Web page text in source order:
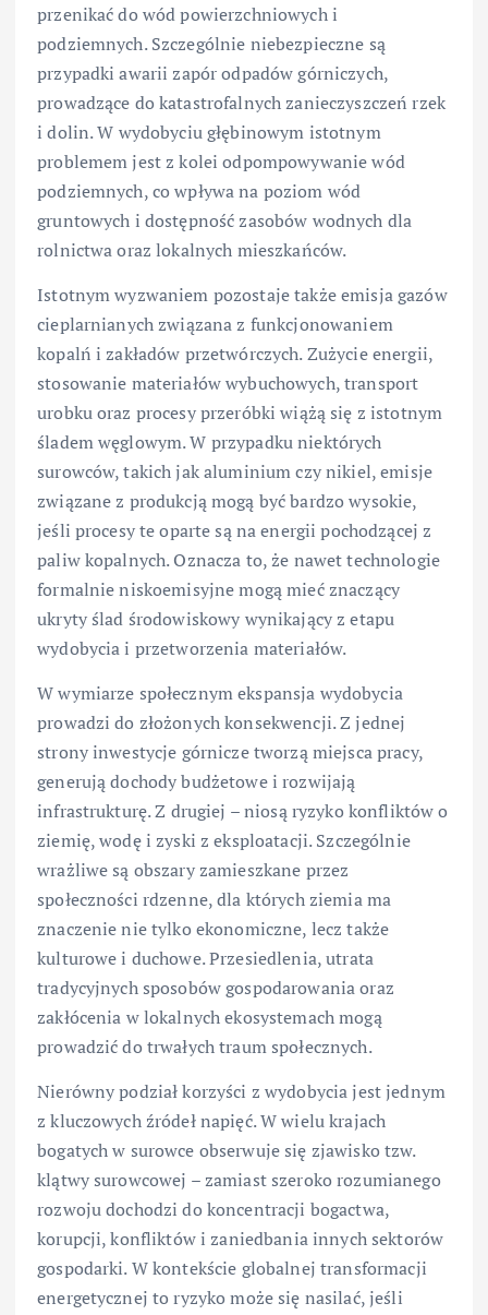
przenikać do wód powierzchniowych i
podziemnych. Szczególnie niebezpieczne są
przypadki awarii zapór odpadów górniczych,
prowadzące do katastrofalnych zanieczyszczeń rzek
i dolin. W wydobyciu głębinowym istotnym
problemem jest z kolei odpompowywanie wód
podziemnych, co wpływa na poziom wód
gruntowych i dostępność zasobów wodnych dla
rolnictwa oraz lokalnych mieszkańców.
Istotnym wyzwaniem pozostaje także emisja gazów
cieplarnianych związana z funkcjonowaniem
kopalń i zakładów przetwórczych. Zużycie energii,
stosowanie materiałów wybuchowych, transport
urobku oraz procesy przeróbki wiążą się z istotnym
śladem węglowym. W przypadku niektórych
surowców, takich jak aluminium czy nikiel, emisje
związane z produkcją mogą być bardzo wysokie,
jeśli procesy te oparte są na energii pochodzącej z
paliw kopalnych. Oznacza to, że nawet technologie
formalnie niskoemisyjne mogą mieć znaczący
ukryty ślad środowiskowy wynikający z etapu
wydobycia i przetworzenia materiałów.
W wymiarze społecznym ekspansja wydobycia
prowadzi do złożonych konsekwencji. Z jednej
strony inwestycje górnicze tworzą miejsca pracy,
generują dochody budżetowe i rozwijają
infrastrukturę. Z drugiej – niosą ryzyko konfliktów o
ziemię, wodę i zyski z eksploatacji. Szczególnie
wrażliwe są obszary zamieszkane przez
społeczności rdzenne, dla których ziemia ma
znaczenie nie tylko ekonomiczne, lecz także
kulturowe i duchowe. Przesiedlenia, utrata
tradycyjnych sposobów gospodarowania oraz
zakłócenia w lokalnych ekosystemach mogą
prowadzić do trwałych traum społecznych.
Nierówny podział korzyści z wydobycia jest jednym
z kluczowych źródeł napięć. W wielu krajach
bogatych w surowce obserwuje się zjawisko tzw.
klątwy surowcowej – zamiast szeroko rozumianego
rozwoju dochodzi do koncentracji bogactwa,
korupcji, konfliktów i zaniedbania innych sektorów
gospodarki. W kontekście globalnej transformacji
energetycznej to ryzyko może się nasilać, jeśli